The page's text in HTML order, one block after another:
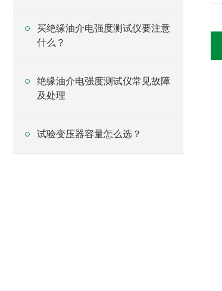
买绝缘油介电强度测试仪要注意
什么？
绝缘油介电强度测试仪常见故障
及处理
试验变压器容量怎么选？